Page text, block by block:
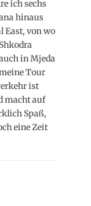
ich sechs
hinaus
East, von wo
in Mjeda
Tour
ist
macht auf
Spaß,
eine Zeit